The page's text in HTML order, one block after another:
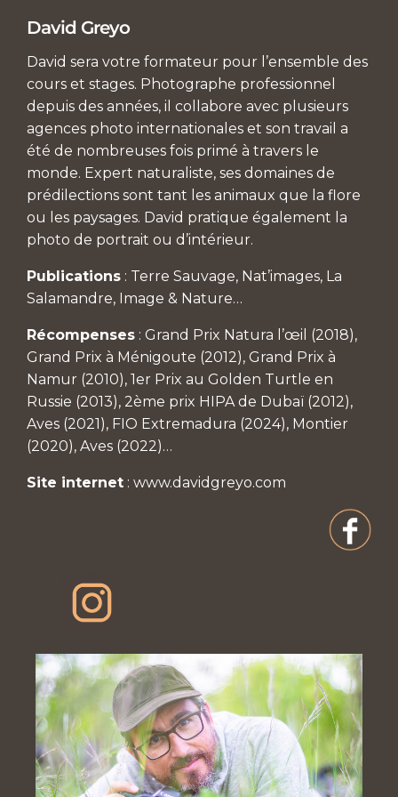
David Greyo
David sera votre formateur pour l’ensemble des
cours et stages. Photographe professionnel
depuis des années, il collabore avec plusieurs
agences photo internationales et son travail a
été de nombreuses fois primé à travers le
monde. Expert naturaliste, ses domaines de
prédilections sont tant les animaux que la flore
ou les paysages. David pratique également la
photo de portrait ou d’intérieur.
Publications : Terre Sauvage, Nat’images, La
Salamandre, Image & Nature…
Récompenses : Grand Prix Natura l’œil (2018),
Grand Prix à Ménigoute (2012), Grand Prix à
Namur (2010), 1er Prix au Golden Turtle en
Russie (2013), 2ème prix HIPA de Dubaï (2012),
Aves (2021), FIO Extremadura (2024), Montier
(2020), Aves (2022)…
Site internet : www.davidgreyo.com